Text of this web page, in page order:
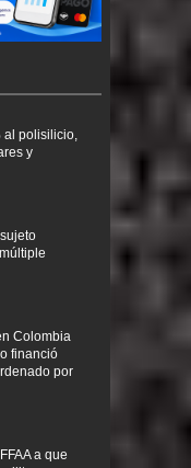
al polisilicio,
y
Colombia
financió
por
a que